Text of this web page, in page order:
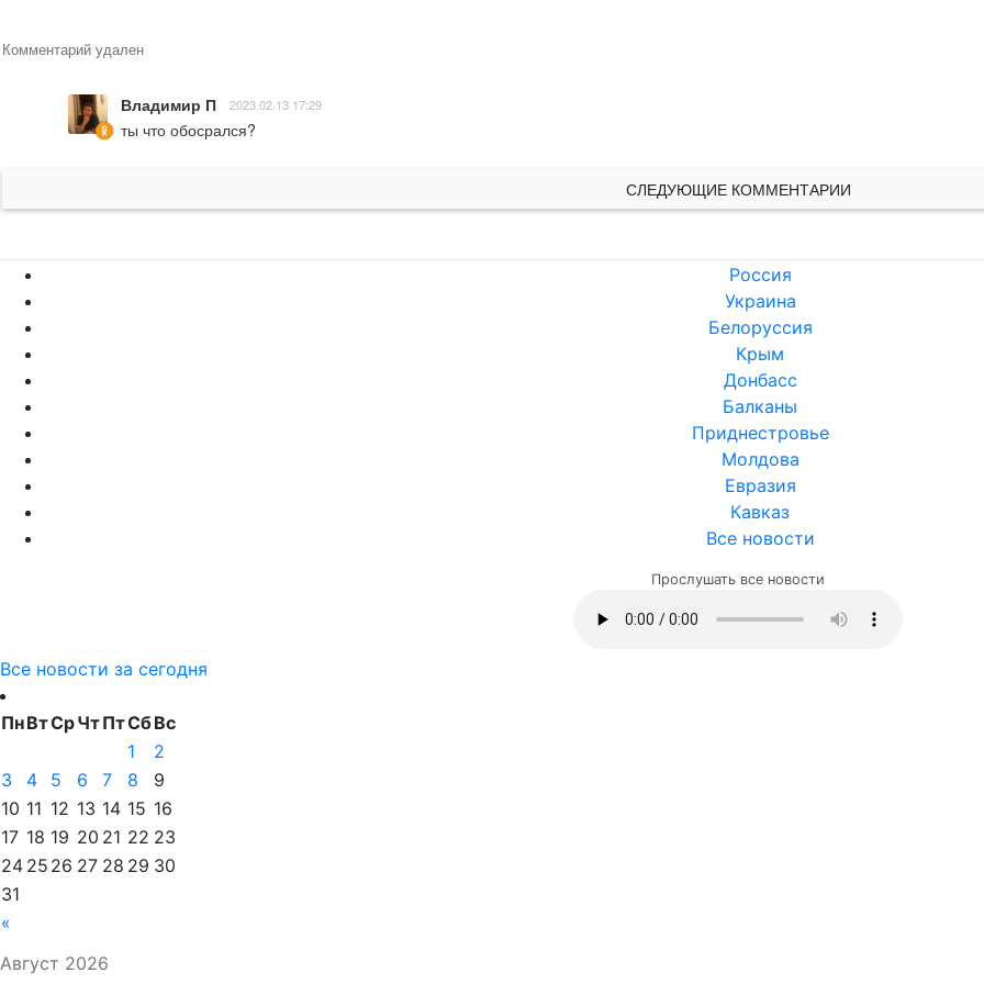
Комментарий удален
Владимир П 2023.02.13 17:29
ты что обосрался?
СЛЕДУЮЩИЕ КОММЕНТАРИИ
Россия
Украина
Белоруссия
Крым
Донбасс
Балканы
Приднестровье
Молдова
Евразия
Кавказ
Все новости
Прослушать все новости
Все новости за сегодня
Август 2026
ПнВтСрЧтПтСбВс
«
1
2
3
4 5 6 7 8
9
10 11 12 13 14 15 16
17 18 19 20 21 22 23
24 25 26 27 28 29 30
31